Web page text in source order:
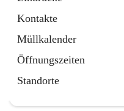
Kontakte
Müllkalender
Öffnungszeiten
Standorte